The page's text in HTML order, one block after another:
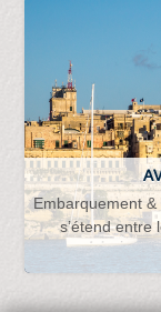
Embarquement
s’étend entre